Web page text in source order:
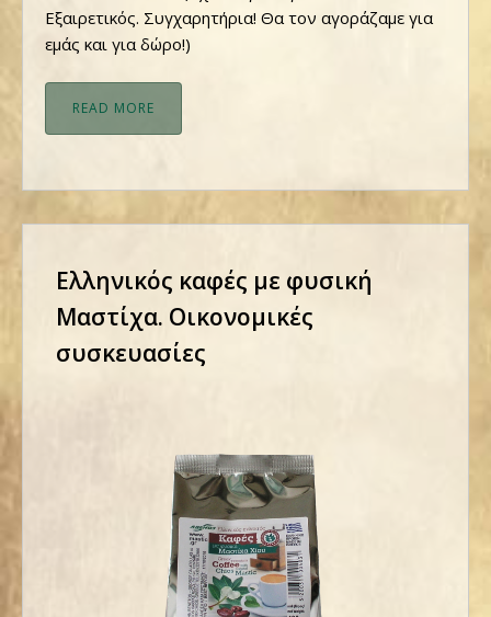
Εξαιρετικός. Συγχαρητήρια! Θα τον αγοράζαμε για
εμάς και για δώρο!)
READ MORE
Ελληνικός καφές με φυσική
Μαστίχα. Οικονομικές
συσκευασίες